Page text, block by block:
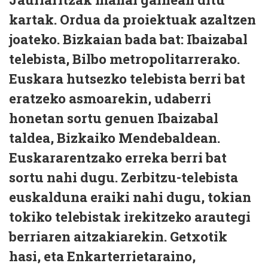
kartak. Ordua da proiektuak azaltzen
joateko. Bizkaian bada bat: Ibaizabal
telebista, Bilbo metropolitarrerako.
Euskara hutsezko telebista berri bat
eratzeko asmoarekin, udaberri
honetan sortu genuen Ibaizabal
taldea, Bizkaiko Mendebaldean.
Euskararentzako erreka berri bat
sortu nahi dugu. Zerbitzu-telebista
euskalduna eraiki nahi dugu, tokian
tokiko telebistak irekitzeko arautegi
berriaren aitzakiarekin. Getxotik
hasi, eta Enkarterrietaraino,